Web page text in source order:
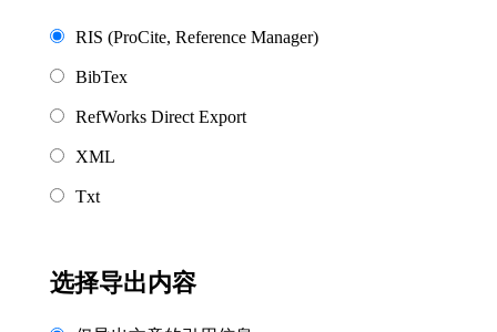
RIS (ProCite, Reference Manager)
BibTex
RefWorks Direct Export
XML
Txt
选择导出内容